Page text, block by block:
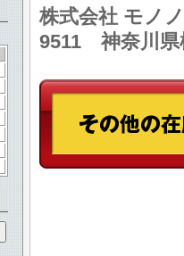
株式会社 モノ
9511 神奈川県